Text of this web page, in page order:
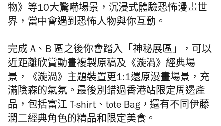
物》等10大驚嚇場景，沉浸式體驗恐怖漫畫世
界，當中會遇到恐怖人物與你互動。
完成 A、B 區之後你會踏入「神秘展區」，可以
近距離欣賞動畫複製原稿及《漩渦》經典場
景，《漩渦》主題裝置更1:1還原漫畫場景，充
滿陰森的氣氛。最後別錯過香港站限定周邊產
品，包括富江 T-shirt、tote Bag，還有不同伊藤
潤二經典角色的精品和限定美食。